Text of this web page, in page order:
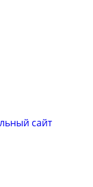
сайт